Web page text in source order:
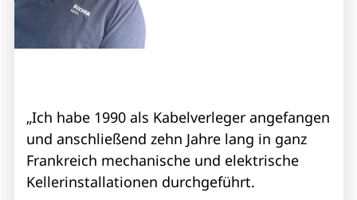
„Ich habe 1990 als Kabelverleger angefangen
und anschließend zehn Jahre lang in ganz
Frankreich mechanische und elektrische
Kellerinstallationen durchgeführt.